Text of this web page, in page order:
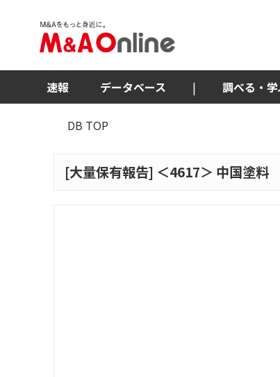
速報 データベース | 調べる・
DB TOP
[大量保有報告] ＜4617＞ 中国塗